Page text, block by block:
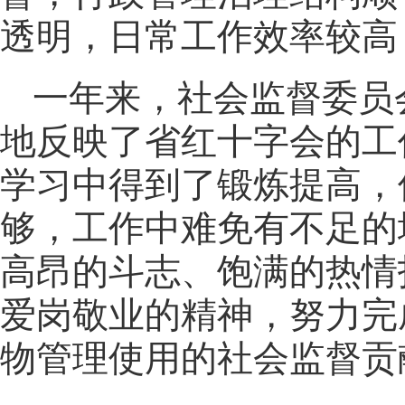
透明，日常工作效率较
一年来，社会监督委
地反映了省红十字会的
学习中得到了锻炼提高
够，工作中难免有不足
高昂的斗志、饱满的热
爱岗敬业的精神，努力
物管理使用的社会监督